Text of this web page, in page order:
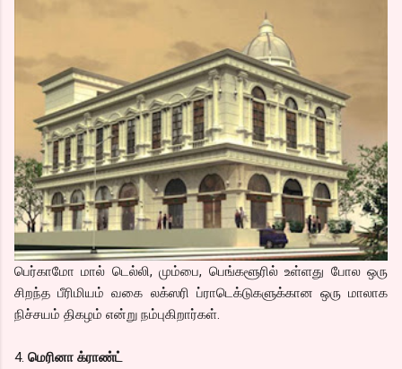
பெர்காமோ மால் டெல்லி, மும்பை, பெங்களூரில் உள்ளது போல ஒரு
சிறந்த பீரிமியம் வகை லக்ஸரி ப்ராடெக்டுகளுக்கான ஒரு மாலாக
நிச்சயம் திகழம் என்று நம்புகிறார்கள்.
4. மெரினா க்ராண்ட்